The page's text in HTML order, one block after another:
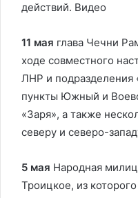
действий. Видео
11 мая глава Чечни
ходе совместного
ЛНР и подразделения
пункты Южный и
«Заря», а также
северу и северо-
5 мая Народная
Троицкое, из